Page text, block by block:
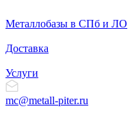
Металлобазы в СПб и ЛО
Доставка
Услуги
mc@metall-piter.ru